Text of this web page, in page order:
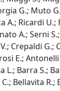
G.; Muto
A.; Ricardi U.;
A.; Serni
Crepaldi G.;
E.; Antonelli
L.; Barra S.;
Bellavita R.;